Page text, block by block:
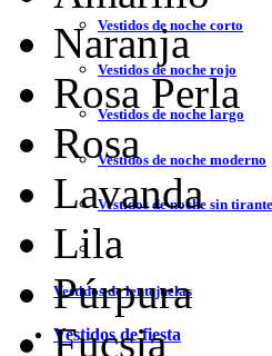
Vestidos de noche corto
Vestidos de noche rojo
Vestidos de noche largo
Vestidos de noche moderno
Vestidos de noche sin
Vestidos de lentejuelas
Vestidos de fiesta
Naranja
Rosa Perla
Rosa
Lavanda
Lila
Púrpura
Fucsia